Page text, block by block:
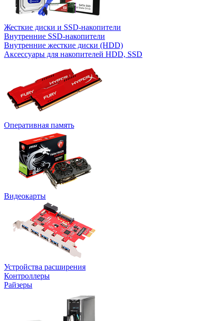
Жесткие диски и SSD-накопители
Внутренние SSD-накопители
Внутренние жесткие диски (HDD)
Аксессуары для накопителей HDD, SSD
Оперативная память
Видеокарты
Устройства расширения
Контроллеры
Райзеры